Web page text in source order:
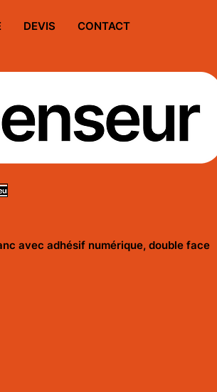
DEVIS CONTACT
avec adhésif numérique, double face